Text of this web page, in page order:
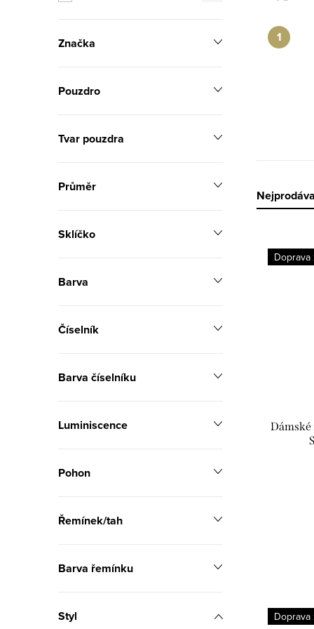
n
n
p
n
Značka
Pouzdro
Tvar pouzdra
Průměr
Sklíčko
Barva
Číselník
Barva číselníku
Luminiscence
Pohon
Řemínek/tah
Barva řemínku
Styl
Ř
VDoprava
Doprava